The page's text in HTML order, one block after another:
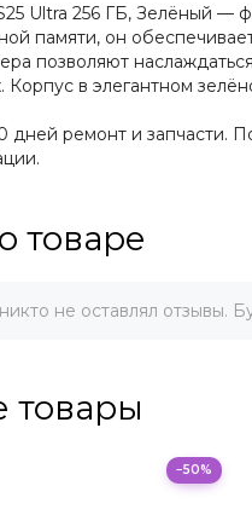
Ultra 256 ГБ, Зелёный
памяти, он
позволяют
Корпус в элегантном
дней ремонт и запчасти.
товаре
не оставлял отзывы.
товары
−50%